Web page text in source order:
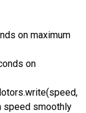
on maximum
on
speed smoothly